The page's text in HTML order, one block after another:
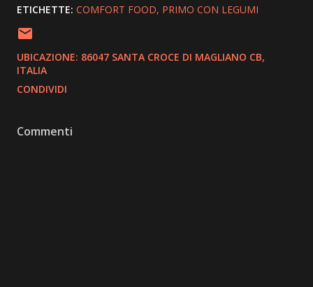
ETICHETTE: COMFORT FOOD PRIMO CON LEGUMI
UBICAZIONE: 86047 SANTA CROCE DI MAGLIANO CB,
ITALIA
CONDIVIDI
Commenti